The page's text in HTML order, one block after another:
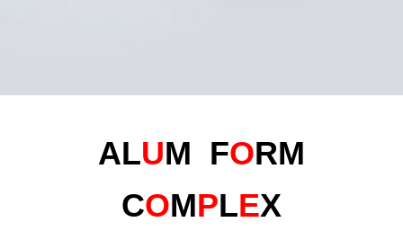
ALUM FORM
COMPLEX